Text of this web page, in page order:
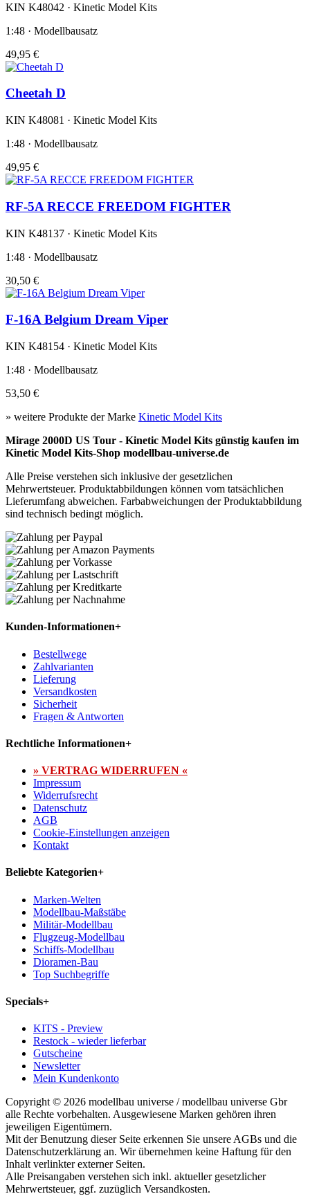
KIN K48042 · Kinetic Model Kits
1:48 · Modellbausatz
49,95 €
Cheetah D
KIN K48081 · Kinetic Model Kits
1:48 · Modellbausatz
49,95 €
RF-5A RECCE FREEDOM FIGHTER
KIN K48137 · Kinetic Model Kits
1:48 · Modellbausatz
30,50 €
F-16A Belgium Dream Viper
KIN K48154 · Kinetic Model Kits
1:48 · Modellbausatz
53,50 €
» weitere Produkte der Marke Kinetic Model Kits
Mirage 2000D US Tour - Kinetic Model Kits günstig kaufen im
Kinetic Model Kits-Shop modellbau-universe.de
Alle Preise verstehen sich inklusive der gesetzlichen
Mehrwertsteuer. Produktabbildungen können vom tatsächlichen
Lieferumfang abweichen. Farbabweichungen der Produktabbildung
sind technisch bedingt möglich.
Kunden-Informationen+
Bestellwege
Zahlvarianten
Lieferung
Versandkosten
Sicherheit
Fragen & Antworten
Rechtliche Informationen+
» VERTRAG WIDERRUFEN «
Impressum
Widerrufsrecht
Datenschutz
AGB
Cookie-Einstellungen anzeigen
Kontakt
Beliebte Kategorien+
Marken-Welten
Modellbau-Maßstäbe
Militär-Modellbau
Flugzeug-Modellbau
Schiffs-Modellbau
Dioramen-Bau
Top Suchbegriffe
Specials+
KITS - Preview
Restock - wieder lieferbar
Gutscheine
Newsletter
Mein Kundenkonto
Copyright © 2026 modellbau universe / modellbau universe Gbr
alle Rechte vorbehalten. Ausgewiesene Marken gehören ihren
jeweiligen Eigentümern.
Mit der Benutzung dieser Seite erkennen Sie unsere AGBs und die
Datenschutzerklärung an. Wir übernehmen keine Haftung für den
Inhalt verlinkter externer Seiten.
Alle Preisangaben verstehen sich inkl. aktueller gesetzlicher
Mehrwertsteuer, ggf. zuzüglich Versandkosten.